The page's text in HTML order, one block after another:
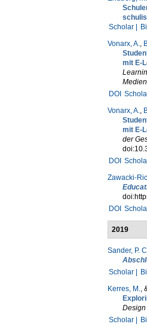
Scholar |
Vonarx, A.,
mit E-
DOI
Vonarx, A.,
mit E-
der
DOI
Zawacki-
DOI
2019
Sander, P.
Scholar |
Kerres, M.,
Design
Scholar |